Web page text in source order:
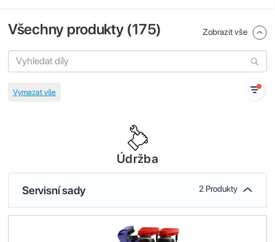
Všechny produkty (175) Zobrazit vše
Údržba
Servisní sady 2 Produkty